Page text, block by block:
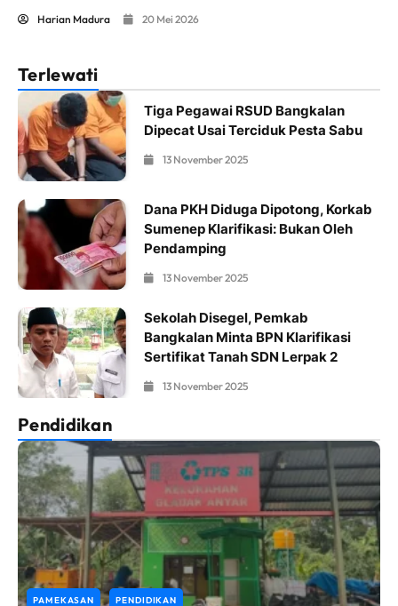
Harian Madura 20 Mei 2026
Terlewati
Tiga Pegawai RSUD Bangkalan
Dipecat Usai Terciduk Pesta Sabu
13 November 2025
Dana PKH Diduga Dipotong, Korkab
Sumenep Klarifikasi: Bukan Oleh
Pendamping
13 November 2025
Sekolah Disegel, Pemkab
Bangkalan Minta BPN Klarifikasi
Sertifikat Tanah SDN Lerpak 2
13 November 2025
Pendidikan
PAMEKASAN PENDIDIKAN